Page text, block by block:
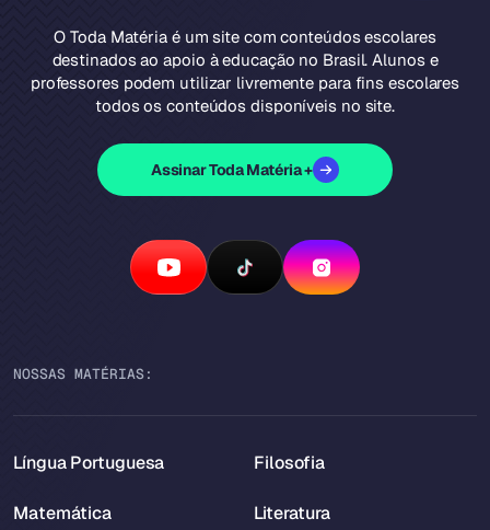
O Toda Matéria é um site com conteúdos escolares
destinados ao apoio à educação no Brasil. Alunos e
professores podem utilizar livremente para fins escolares
todos os conteúdos disponíveis no site.
Assinar Toda Matéria +
NOSSAS MATÉRIAS:
Língua Portuguesa
Matemática
Filosofia
Literatura